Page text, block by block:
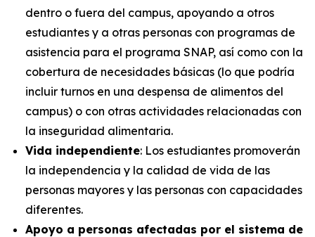
dentro o fuera del campus, apoyando a otros
estudiantes y a otras personas con programas de
asistencia para el programa SNAP, así como con la
cobertura de necesidades básicas (lo que podría
incluir turnos en una despensa de alimentos del
campus) o con otras actividades relacionadas con
la inseguridad alimentaria.
Vida independiente: Los estudiantes promoverán
la independencia y la calidad de vida de las
personas mayores y las personas con capacidades
diferentes.
Apoyo a personas afectadas por el sistema de